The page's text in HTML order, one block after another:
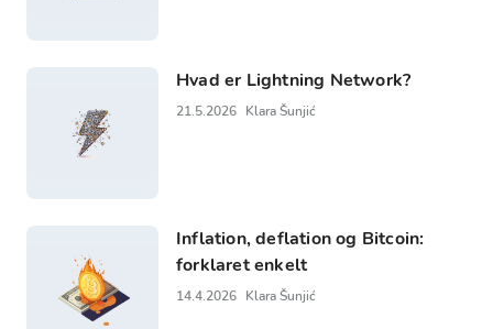
Hvad er Lightning Network?
21.5.2026 Klara Šunjić
Inflation, deflation og Bitcoin:
forklaret enkelt
14.4.2026 Klara Šunjić